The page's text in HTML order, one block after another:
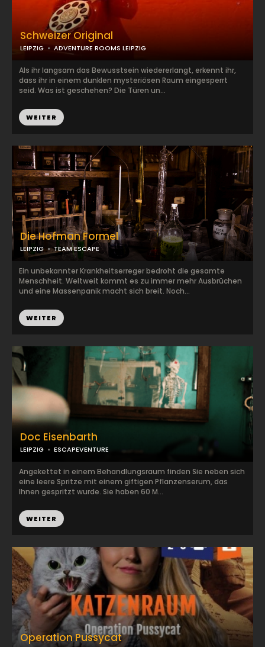
Schweizer Original
LEIPZIG ADVENTURE ROOMS LEIPZIG
Als ihr langsam das Bewusstsein wiedererlangt, erkennt ihr,
dass ihr in einem dunklen mysteriösen Raum eingesperrt
seid. Was ist geschehen? Die Türen un...
WEITER
Die Hofman Formel
LEIPZIG TEAM ESCAPE
Ein unbekannter Krankheitserreger bedroht die gesamte
Menschheit. Weltweit kommt es zu immer mehr Ausbrüchen
und eine Massenpanik macht sich breit. Noch...
WEITER
Doc Eisenbarth
LEIPZIG ESCAPEVENTURE
Angekettet in einem Behandlungsraum finden Sie neben sich
eine leere Spritze mit einem giftigen Pflanzenserum, das
Ihnen gespritzt wurde. Sie haben 60 M...
WEITER
Operation Pussycat